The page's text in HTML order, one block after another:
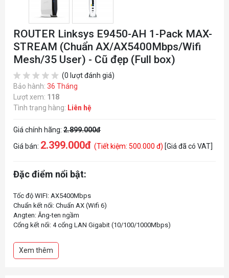
ROUTER Linksys E9450-AH 1-Pack MAX-
STREAM (Chuẩn AX/AX5400Mbps/Wifi
Mesh/35 User) - Cũ đẹp (Full box)
(0 lượt đánh giá)
Bảo hành: 36 Tháng
Lượt xem: 118
Tình trạng hàng: Liên hệ
Giá chính hãng: 2.899.000đ
Giá bán: 2.399.000đ (Tiết kiệm: 500.000 đ) [Giá đã có VAT]
Đặc điểm nổi bật:
Tốc độ WIFI: AX5400Mbps
Chuẩn kết nối: Chuẩn AX (Wifi 6)
Angten: Ăng-ten ngầm
Cổng kết nối: 4 cổng LAN Gigabit (10/100/1000Mbps)
Xem thêm